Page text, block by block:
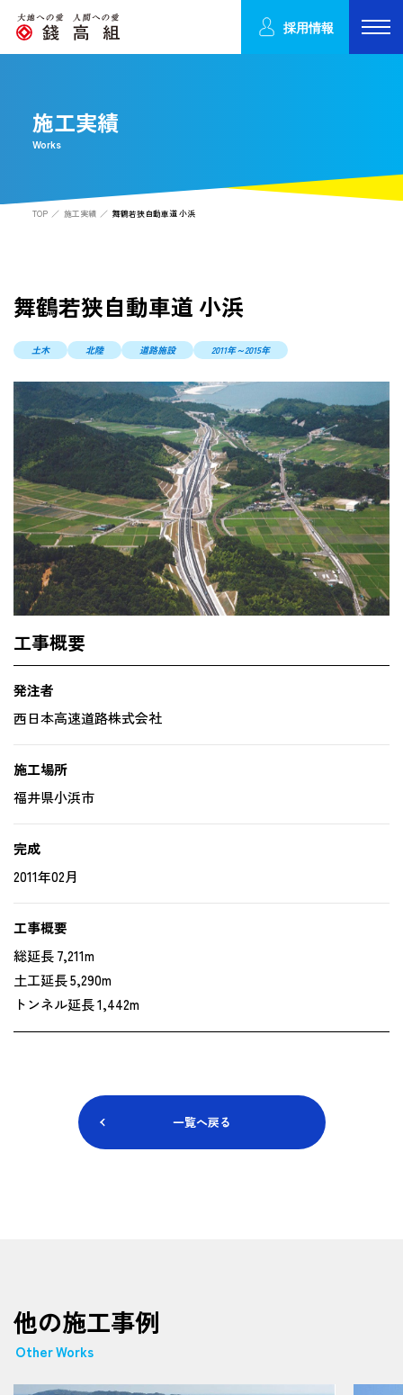
採用情報
施工実績
Works
TOP 施工実績 舞鶴若狭自動車道 小浜
舞鶴若狭自動車道 小浜
土木 北陸 道路施設 2011年～2015年
工事概要
発注者
西日本高速道路株式会社
施工場所
福井県小浜市
完成
2011年02月
工事概要
総延長 7‚211m
土工延長 5‚290m
トンネル延長 1‚442m
一覧へ戻る
他の施工事例
Other Works